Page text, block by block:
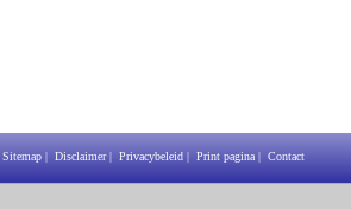
Sitemap | Disclaimer| Privacybeleid | Print pagina | Contact